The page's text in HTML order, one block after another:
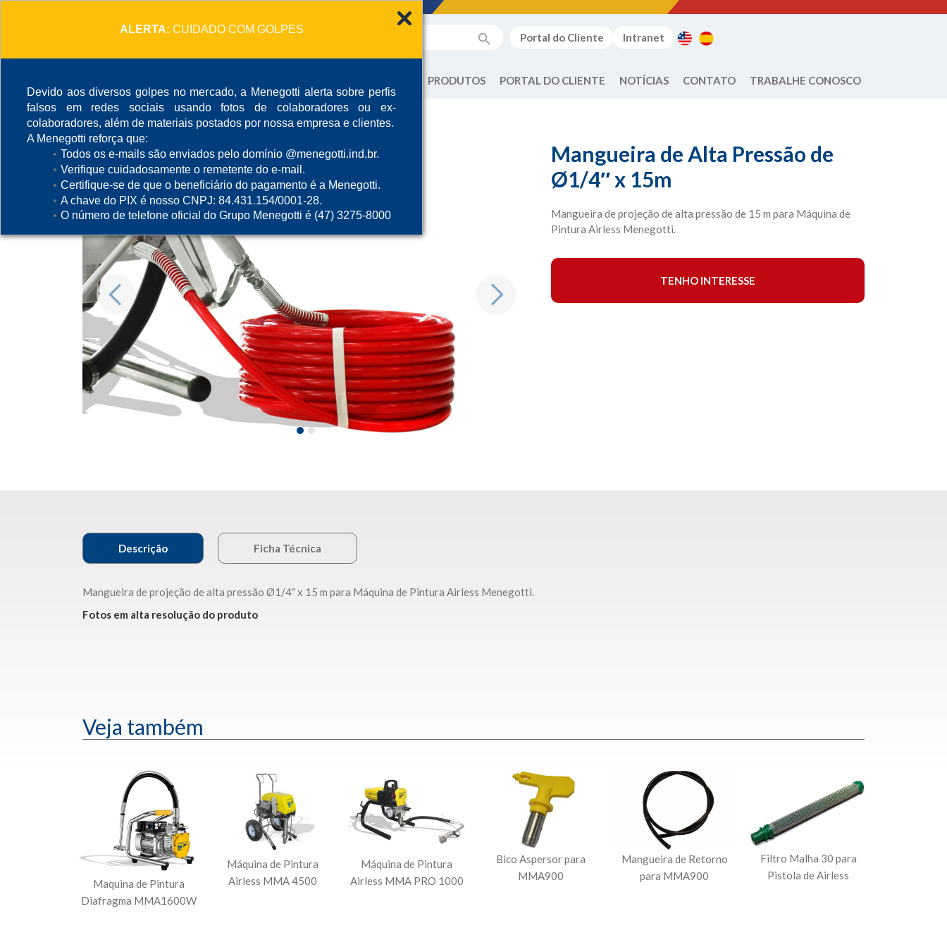
ALERTA: CUIDADO COM GOLPES
Devido aos diversos golpes no mercado, a Menegotti alerta sobre perfis
falsos em redes sociais usando fotos de colaboradores ou ex-
colaboradores, além de materiais postados por nossa empresa e clientes.
A Menegotti reforça que:
Todos os e-mails são enviados pelo domínio @menegotti.ind.br.
Verifique cuidadosamente o remetente do e-mail.
Certifique-se de que o beneficiário do pagamento é a Menegotti.
A chave do PIX é nosso CNPJ: 84.431.154/0001-28.
O número de telefone oficial do Grupo Menegotti é (47) 3275-8000
Portal do Cliente Intranet
PRODUTOS PORTAL DO CLIENTE NOTÍCIAS CONTATO TRABALHE CONOSCO
Previous Next
Mangueira de Alta Pressão de
Ø1/4″ x 15m
Mangueira de projeção de alta pressão de 15 m para Máquina de
Pintura Airless Menegotti.
TENHO INTERESSE
Descrição Ficha Técnica
Mangueira de projeção de alta pressão Ø1/4″ x 15 m para Máquina de Pintura Airless Menegotti.
Fotos em alta resolução do produto
Veja também
Maquina de Pintura
Diafragma MMA1600W
Máquina de Pintura
Airless MMA 4500
Máquina de Pintura
Airless MMA PRO 1000
Bico Aspersor para
MMA900
Mangueira de Retorno
para MMA900
Filtro Malha 30 para
Pistola de Airless